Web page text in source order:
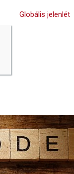
Globális jelenlét